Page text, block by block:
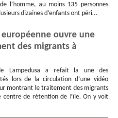
l’homme, au moins 135 personnes
dizaines d’enfants ont péri…
européenne ouvre une
des migrants à
Lampedusa a refait la une des
lors de la circulation d’une vidéo
montrant le traitement des migrants
centre de rétention de l’île. On y voit